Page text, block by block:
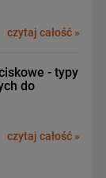
czytaj całość »
- typy
do
czytaj całość »